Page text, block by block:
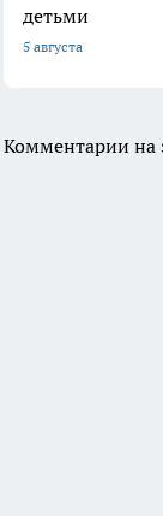
детьми
5 августа
Комментарии на